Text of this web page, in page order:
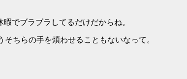
してるだけだからね。
わせることもないなって。